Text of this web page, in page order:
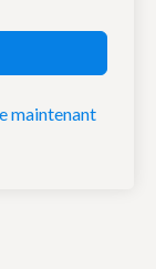
maintenant